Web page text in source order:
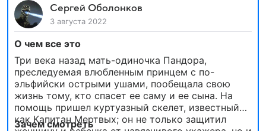
Сергей Оболонков
3 августа 2022
О чем все это
Три века назад мать-одиночка Пандора,
преследуемая влюбленным принцем с по-
эльфийски острыми ушами, пообещала свою
жизнь тому, кто спасет ее саму и ее сына. На
помощь пришел куртуазный скелет, известный
как Капитан Мертвых; он не только защитил
Зачем смотреть